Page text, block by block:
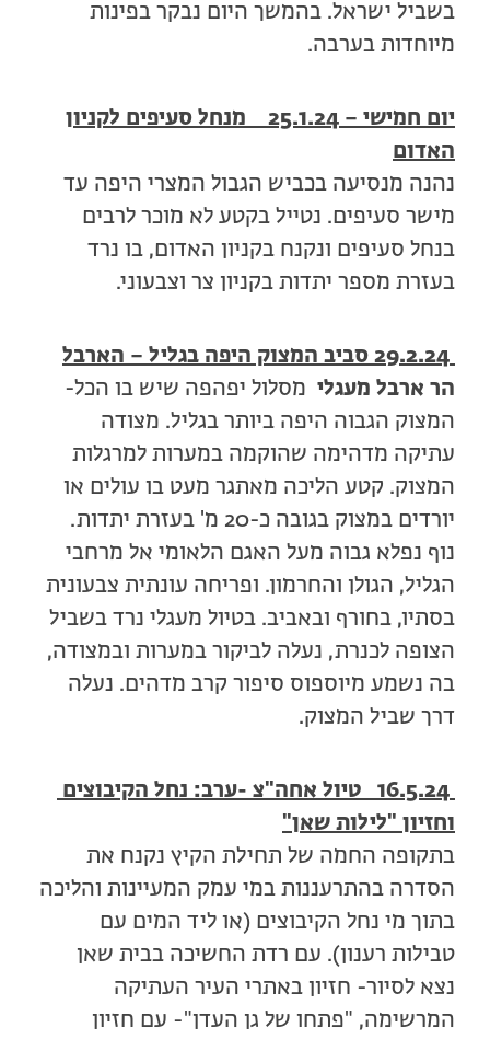
בשביל ישראל. בהמשך היום נבקר בפינות
מיוחדות בערבה.
יום חמישי – 25.1.24 מנחל סעיפים לקניון
האדום
נהנה מנסיעה בכביש הגבול המצרי היפה עד
מישר סעיפים. נטייל בקטע לא מוכר לרבים
בנחל סעיפים ונקנח בקניון האדום, בו נרד
בעזרת מספר יתדות בקניון צר וצבעוני.
סביב המצוק היפה בגליל – הארבל
הר ארבל מעגלי מסלול יפהפה שיש בו הכל-
המצוק הגבוה היפה ביותר בגליל. מצודה
עתיקה מדהימה שהוקמה במערות למרגלות
המצוק. קטע הליכה מאתגר מעט בו עולים או
יורדים במצוק בגובה כ-20 מ' בעזרת יתדות.
נוף נפלא גבוה מעל האגם הלאומי אל מרחבי
הגליל, הגולן והחרמון. ופריחה עונתית צבעונית
בסתיו, בחורף ובאביב. בטיול מעגלי נרד בשביל
הצופה לכנרת, נעלה לביקור במערות ובמצודה,
בה נשמע מיוספוס סיפור קרב מדהים. נעלה
דרך שביל המצוק.
16.5.24 טיול אחה"צ -ערב: נחל הקיבוצים
וחזיון "לילות שאן"
בתקופה החמה של תחילת הקיץ נקנח את
הסדרה בהתרעננות במי עמק המעיינות והליכה
בתוך מי נחל הקיבוצים (או ליד המים עם
טבילות רענון). עם רדת החשיכה בבית שאן
נצא לסיור- חזיון באתרי העיר העתיקה
המרשימה, "פתחו של גן העדן"- עם חזיון